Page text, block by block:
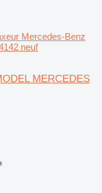
Mercedes-Benz
neuf
MERCEDES